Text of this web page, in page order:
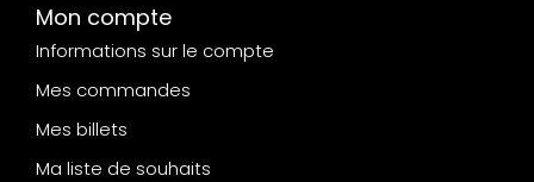
Mon compte
Informations sur le compte
Mes commandes
Mes billets
Ma liste de souhaits